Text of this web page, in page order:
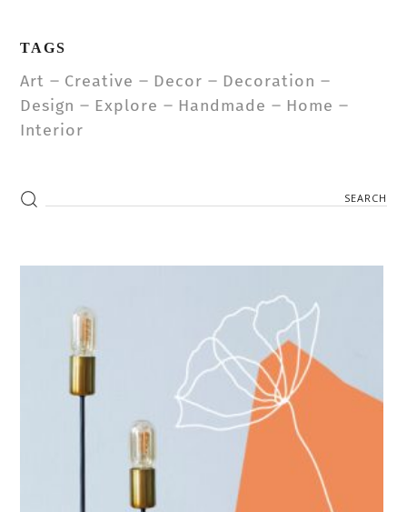
TAGS
Art Creative Decor
Decoration
Design
Explore Handmade
Home
Interior